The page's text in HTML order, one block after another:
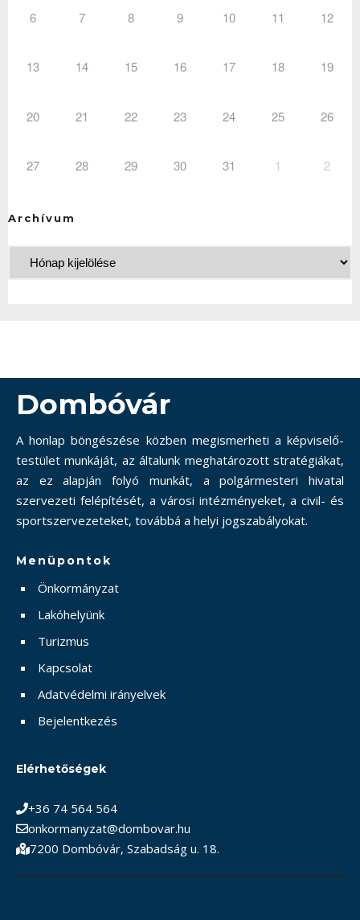
6 7 8 9 10 11 12
13 14 15 16 17 18 19
20 21 22 23 24 25 26
27 28 29 30 31 1 2
Archívum
Dombóvár
A honlap böngészése közben megismerheti a képviselő-
testület munkáját, az általunk meghatározott stratégiákat,
az ez alapján folyó munkát, a polgármesteri hivatal
szervezeti felépítését, a városi intézményeket, a civil- és
sportszervezeteket, továbbá a helyi jogszabályokat.
Menüpontok
Önkormányzat
Lakóhelyünk
Turizmus
Kapcsolat
Adatvédelmi irányelvek
Bejelentkezés
Elérhetőségek
+36 74 564 564
onkormanyzat@dombovar.hu
7200 Dombóvár, Szabadság u. 18.